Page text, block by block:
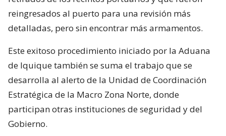
reingresados al puerto para una revisión más
detalladas, pero sin encontrar más armamentos.
Este exitoso procedimiento iniciado por la Aduana
de Iquique también se suma el trabajo que se
desarrolla al alerto de la Unidad de Coordinación
Estratégica de la Macro Zona Norte, donde
participan otras instituciones de seguridad y del
Gobierno.